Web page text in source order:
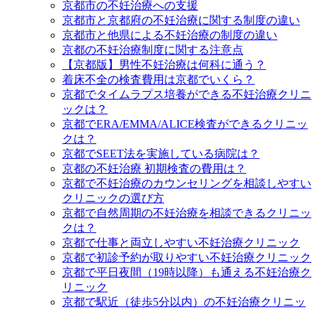
京都市の不妊治療への支援
京都市と京都府の不妊治療に関する制度の違い
京都市と他県による不妊治療の制度の違い
京都の不妊治療制度に関する注意点
【京都版】男性不妊治療は何科に通う？
着床不全の検査費用は京都でいくら？
京都でタイムラプス培養ができる不妊治療クリニ
ックは？
京都でERA/EMMA/ALICE検査ができるクリニッ
クは？
京都でSEET法を実施している病院は？
京都の不妊治療 初期検査の費用は？
京都で不妊治療のカウンセリングを相談しやすい
クリニックの選び方
京都で自然周期の不妊治療を相談できるクリニッ
クは？
京都で仕事と両立しやすい不妊治療クリニック
京都で初診予約が取りやすい不妊治療クリニック
京都で平日夜間（19時以降）も通える不妊治療ク
リニック
京都で駅近（徒歩5分以内）の不妊治療クリニッ